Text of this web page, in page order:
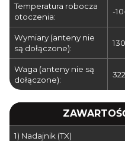
Temperatura robocza
otoczenia:
-
Wymiary (anteny nie
są dołączone):
Waga (anteny nie są
dołączone):
1) Nadajnik (TX)